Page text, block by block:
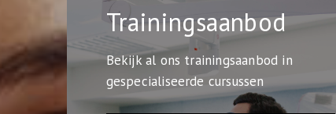
Trainingsaanbod
Bekijk al ons trainingsaanbod in
gespecialiseerde cursussen